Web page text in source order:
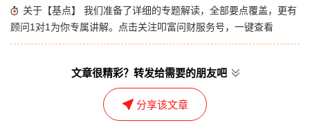
关于【基点】 我们准备了详细的专题解读，全部要点覆盖，更有
顾问1对1为你专属讲解。点击关注叩富问财服务号，一键查看
文章很精彩？转发给需要的朋友吧
分享该文章